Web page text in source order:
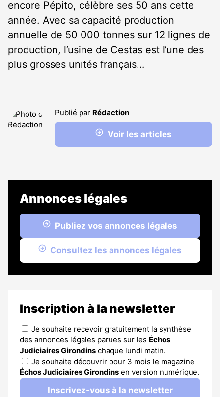
encore Pépito, célèbre ses 50 ans cette
année. Avec sa capacité production
annuelle de 50 000 tonnes sur 12 lignes de
production, l’usine de Cestas est l’une des
plus grosses unités français…
Publié par Rédaction
Voir les articles
Annonces légales
Publiez vos annonces légales
Consultez les annonces légales
Inscription à la newsletter
Je souhaite recevoir gratuitement la synthèse
des annonces légales parues sur les Échos
Judiciaires Girondins chaque lundi matin.
Je souhaite découvrir pour 3 mois le magazine
Échos Judiciaires Girondins en version numérique.
Inscrivez-vous à la newsletter